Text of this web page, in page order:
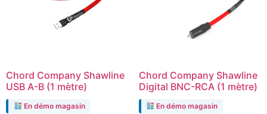
Chord Company Shawline
USB A-B (1 mètre)
En démo magasin
Chord Company Shawline
Digital BNC-RCA (1 mètre)
En démo magasin